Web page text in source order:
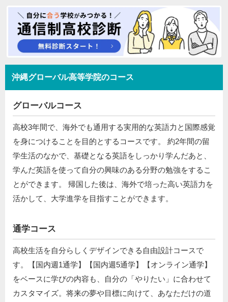
沖縄グローバル高等学院のコース
グローバルコース
高校3年間で、海外でも通用する実用的な英語力と国際感覚
を身につけることを目的とするコースです。 約2年間の留
学生活のなかで、基礎となる英語をしっかり学んだあと、
学んだ英語を使って自分の興味のある分野の勉強をするこ
とができます。 帰国した後は、海外で培った高い英語力を
活かして、大学進学を目指すことができます。
通学コース
高校生活を自分らしくデザインできる自由設計コースで
す。【国内週1通学】【国内週5通学】【オンライン通学】
をベースに学びの内容も、自分の「やりたい」に合わせて
カスタマイズ。将来の夢や目標に向けて、あなただけの道